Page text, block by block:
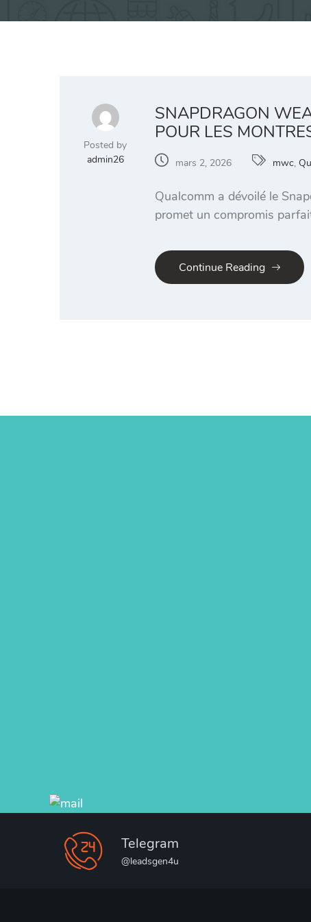
Posted by
admin26
SNAPDRAGON
POUR LES
mars 2, 2026 mwc,
Qualcomm a dévoilé le
promet un compromis
Continue Reading
Telegram
@leadsgen4u